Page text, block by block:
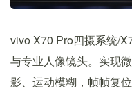
vivo X70 Pro四摄系统/
与专业人像镜头。实现
影、运动模糊，帧帧复